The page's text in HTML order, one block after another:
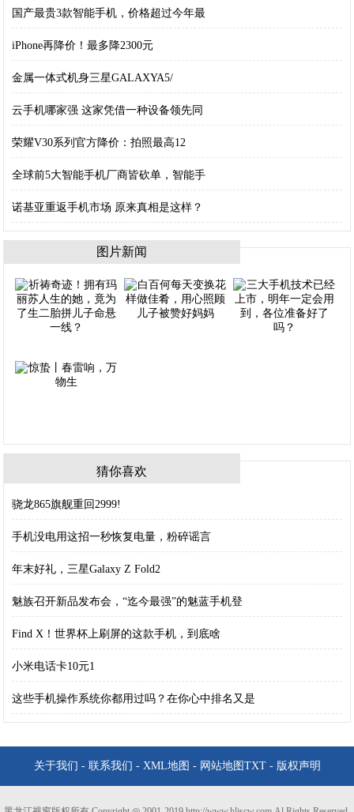
国产最贵3款智能手机，价格超过今年最
iPhone再降价！最多降2300元
金属一体式机身三星GALAXYA5/
云手机哪家强 这家凭借一种设备领先同
荣耀V30系列官方降价：拍照最高12
全球前5大智能手机厂商皆砍单，智能手
诺基亚重返手机市场 原来真相是这样？
图片新闻
猜你喜欢
骁龙865旗舰重回2999!
手机没电用这招一秒恢复电量，粉碎谣言
年末好礼，三星Galaxy Z Fold2
魅族召开新品发布会，“迄今最强”的魅蓝手机登
Find X！世界杯上刷屏的这款手机，到底啥
小米电话卡10元1
这些手机操作系统你都用过吗？在你心中排名又是
关于我们 - 联系我们 - XML地图 - 网站地图 TXT- 版权声明